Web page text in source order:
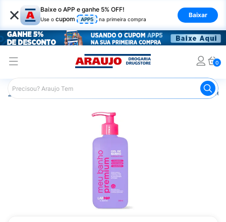
× Baixe o APP e ganhe 5% OFF!
Use o cupom APP5 na primeira compra
Baixar
0
Araujo Higiene Pessoal Gel de